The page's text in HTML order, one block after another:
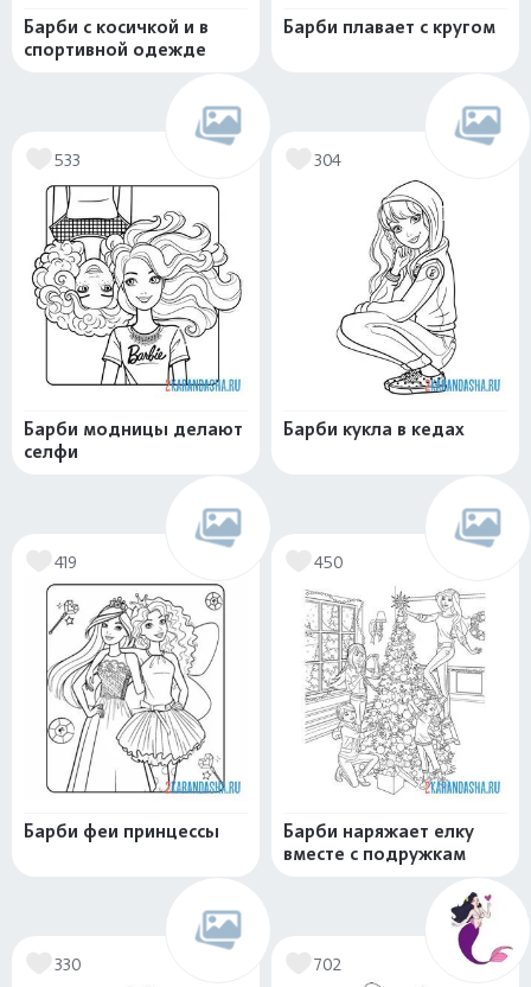
Барби с косичкой и в
спортивной одежде
Барби плавает с кругом
533
Барби модницы делают
селфи
304
Барби кукла в кедах
419
Барби феи принцессы
450
Барби наряжает елку
вместе с подружкам
330 702